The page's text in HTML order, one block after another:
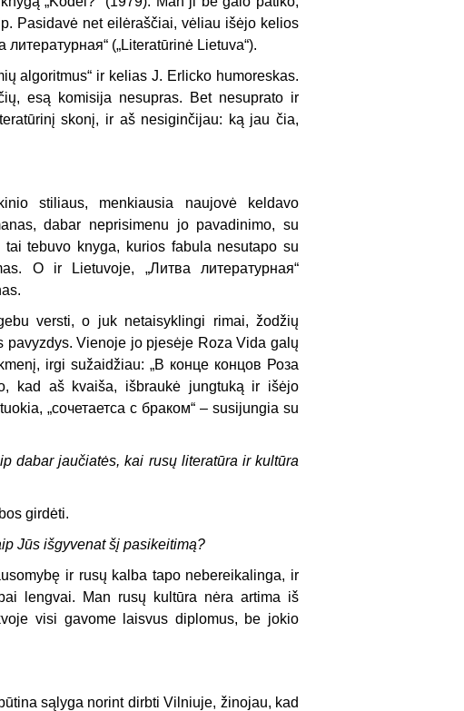
Pasidavė net eilėraščiai, vėliau išėjo kelios
(„Literatūrinė Lietuva“).
algoritmus“ ir kelias J. Erlicko humoreskas.
esą komisija nesupras. Bet nesuprato ir
skonį, ir aš nesiginčijau: ką jau čia,
stiliaus, menkiausia naujovė keldavo
dabar neprisimenu jo pavadinimo, su
tai tebuvo knyga, kurios fabula nesutapo su
O ir Lietuvoje, „Литва литературная“
versti, o juk netaisyklingi rimai, žodžių
pavyzdys. Vienoje jo pjesėje Roza Vida galų
irgi sužaidžiau: „В конце концов Роза
kad aš kvaiša, išbraukė jungtuką ir išėjo
„сочетаетса с браком“ – susijungia su
dabar jaučiatės, kai rusų literatūra ir kultūra
girdėti.
Jūs išgyvenat šį pasikeitimą?
ir rusų kalba tapo nebereikalinga, ir
lengvai. Man rusų kultūra nėra artima iš
visi gavome laisvus diplomus, be jokio
sąlyga norint dirbti Vilniuje, žinojau, kad